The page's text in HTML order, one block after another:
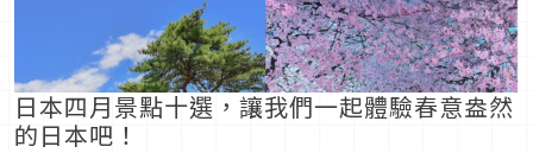
日本四月景點十選，讓我們一起體驗春意盎然
的日本吧！